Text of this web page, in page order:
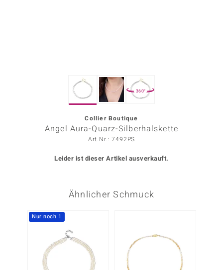
360°
Collier Boutique
Angel Aura-Quarz-Silberhalskette
Art.Nr.: 7492PS
Leider ist dieser Artikel ausverkauft.
Ähnlicher Schmuck
Nur noch 1